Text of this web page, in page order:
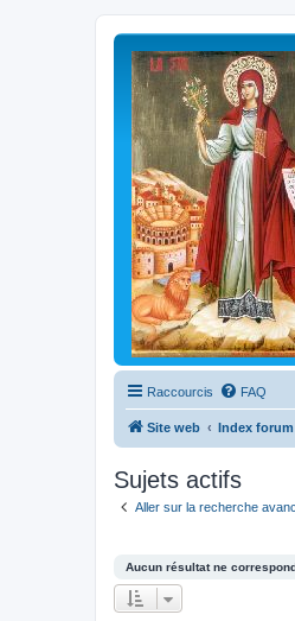
Raccourcis FAQ
Site web Index forum
Sujets actifs
Aller sur la recherche
Aucun résultat ne